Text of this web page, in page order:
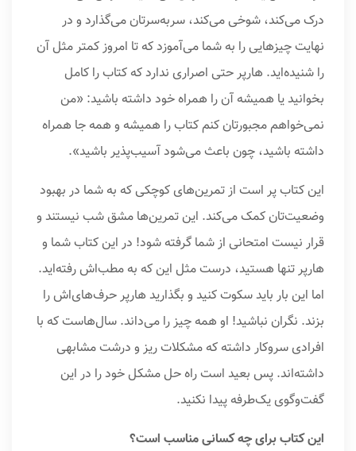
درک می‌کند، شوخی می‌کند، سربه‌سرتان می‌گذارد و در
نهایت چیزهایی را به شما می‌آموزد که تا امروز کمتر مثل آن
را شنیده‌اید. هارپر حتی اصراری ندارد که کتاب را کامل
بخوانید یا همیشه آن را همراه خود داشته باشید: «من
نمی‌خواهم مجبورتان کنم کتاب را همیشه و همه جا همراه
داشته باشید، چون باعث می‌شود آسیب‌پذیر باشید».
این کتاب پر است از تمرین‌های کوچکی که به شما در بهبود
وضعیت‌تان کمک می‌کند. این تمرین‌ها مشق شب نیستند و
قرار نیست امتحانی از شما گرفته شود! در این کتاب شما و
هارپر تنها هستید، درست مثل این که به مطب‌اش رفته‌اید.
اما این بار باید سکوت کنید و بگذارید هارپر حرف‌های‌اش را
بزند. نگران نباشید! او همه چیز را می‌داند. سال‌هاست که با
افرادی سروکار داشته که مشکلات ریز و درشت مشابهی
داشته‌اند. پس بعید است راه حل مشکل خود را در این
گفت‌وگوی یک‌طرفه پیدا نکنید.
این کتاب برای چه کسانی مناسب است؟